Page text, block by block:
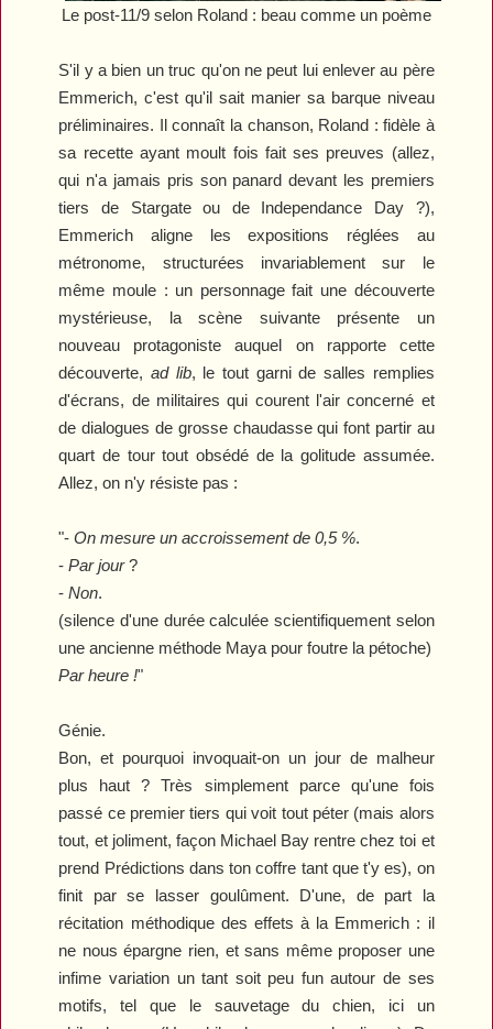
Le post-11/9 selon Roland : beau comme un poème
S'il y a bien un truc qu'on ne peut lui enlever au père
Emmerich, c'est qu'il sait manier sa barque niveau
préliminaires. Il connaît la chanson, Roland : fidèle à
sa recette ayant moult fois fait ses preuves (allez,
qui n'a jamais pris son panard devant les premiers
tiers de Stargateou de Independance Day ?),
Emmerich aligne les expositions réglées au
métronome, structurées invariablement sur le
même moule : un personnage fait une découverte
mystérieuse, la scène suivante présente un
nouveau protagoniste auquel on rapporte cette
découverte,ad lib, le tout garni de salles remplies
d'écrans, de militaires qui courent l'air concerné et
de dialogues de grosse chaudasse qui font partir au
quart de tour tout obsédé de la golitude assumée.
Allez, on n'y résiste pas :
"-On mesure un accroissement de 0,5 %.
-Par jour?
-Non.
(silence d'une durée calculée scientifiquement selon
une ancienne méthode Maya pour foutre la pétoche)
Par heure !"
Génie.
Bon, et pourquoi invoquait-on un jour de malheur
plus haut ? Très simplement parce qu'une fois
passé ce premier tiers qui voit tout péter (mais alors
tout, et joliment, façon Michael Bay rentre chez toi et
prend Prédictions dans ton coffre tant que t'y es), on
finit par se lasser goulûment. D'une, de part la
récitation méthodique des effets à la Emmerich : il
ne nous épargne rien, et sans même proposer une
infime variation un tant soit peu fun autour de ses
motifs, tel que le sauvetage du chien, ici un